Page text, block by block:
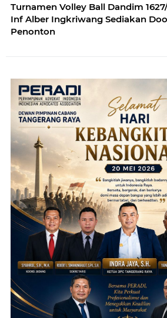
Turnamen Volley Ball Dandim
Inf Alber Ingkriwang Sediakan
Penonton